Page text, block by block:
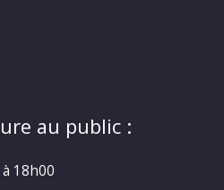
au public :
18h00